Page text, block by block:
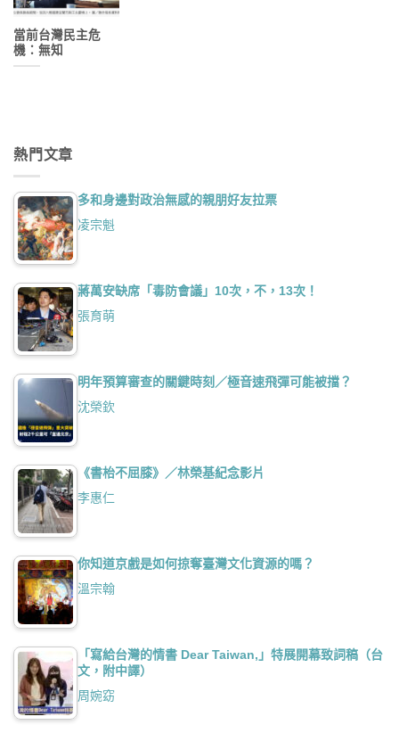
當前台灣民主危
機：無知
熱門文章
多和身邊對政治無感的親朋好友拉票
凌宗魁
蔣萬安缺席「毒防會議」10次，不，13次！
張育萌
明年預算審查的關鍵時刻／極音速飛彈可能被擋？
沈榮欽
《書枱不屈膝》／林榮基紀念影片
李惠仁
你知道京戲是如何掠奪臺灣文化資源的嗎？
溫宗翰
「寫給台灣的情書 Dear Taiwan,」特展開幕致詞稿（台
文，附中譯）
周婉窈